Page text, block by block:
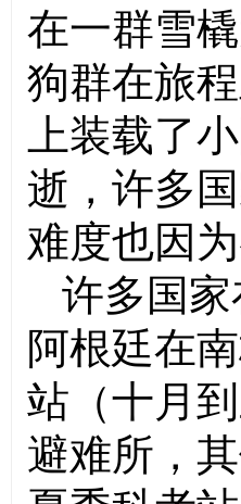
在一群雪
狗群在旅
上装载了
逝，许多
难度也因
许多国
阿根廷在
站（十月
避难所，